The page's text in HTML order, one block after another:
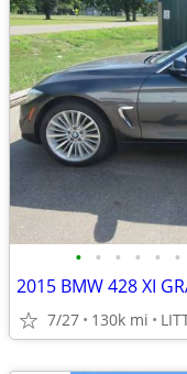
• • • • • •
7/27 130k mi